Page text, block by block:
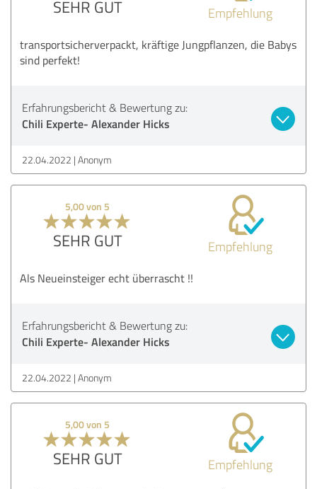
SEHR GUT Empfehlung
transportsicherverpackt, kräftige Jungpflanzen, die Babys
sind perfekt!
Erfahrungsbericht & Bewertung zu:
Chili Experte- Alexander Hicks
22.04.2022 Anonym
5,00 von 5
SEHR GUT Empfehlung
Als Neueinsteiger echt überrascht !!
Erfahrungsbericht & Bewertung zu:
Chili Experte- Alexander Hicks
22.04.2022 Anonym
5,00 von 5
SEHR GUT Empfehlung